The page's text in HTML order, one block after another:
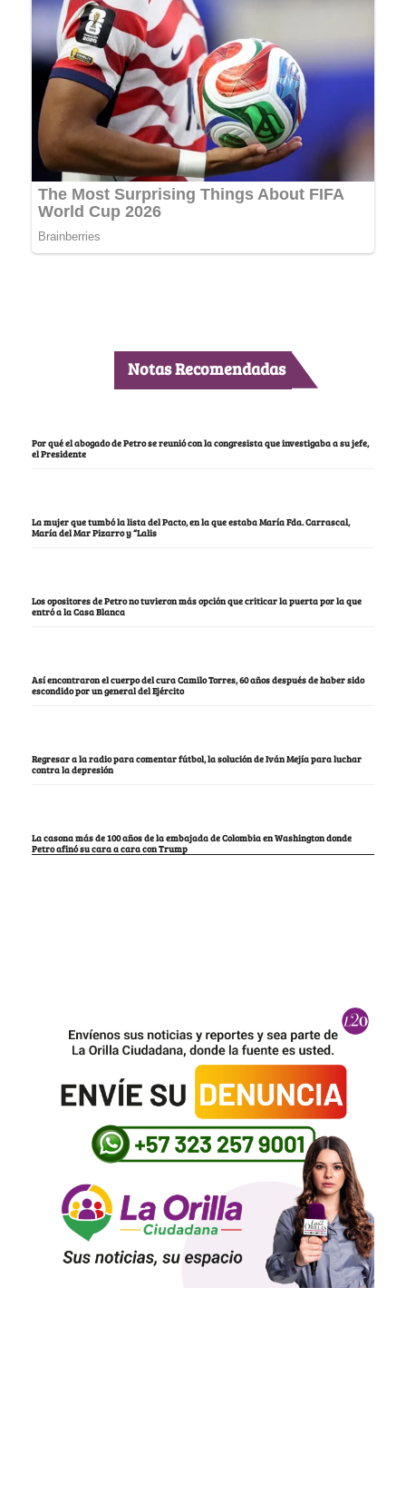
Notas Recomendadas
Por qué el abogado de Petro se reunió con la congresista que investigaba a su jefe,
el Presidente
La mujer que tumbó la lista del Pacto, en la que estaba María Fda. Carrascal,
María del Mar Pizarro y “Lalis
Los opositores de Petro no tuvieron más opción que criticar la puerta por la que
entró a la Casa Blanca
Así encontraron el cuerpo del cura Camilo Torres, 60 años después de haber sido
escondido por un general del Ejército
Regresar a la radio para comentar fútbol, la solución de Iván Mejía para luchar
contra la depresión
La casona más de 100 años de la embajada de Colombia en Washington donde
Petro afinó su cara a cara con Trump